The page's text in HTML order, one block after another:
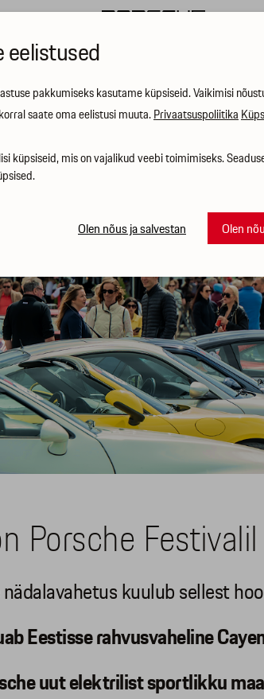
Porsche
kuulub sellest
Eestisse rahvusvaheline
uut elektrilist sportlikku
eelistused
pakkumiseks kasutame küpsiseid. Vaikimisi
saate oma eelistusi muuta.Privaatsuspoliitika
küpsiseid, mis on vajalikud veebi toimimiseks.
Olen nõus ja salvestan Olen